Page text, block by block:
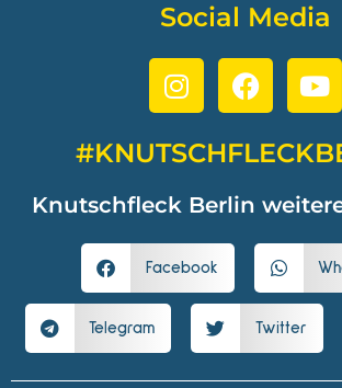
Social Media
Knutschfleck Berlin
Facebook
Telegram Twitter